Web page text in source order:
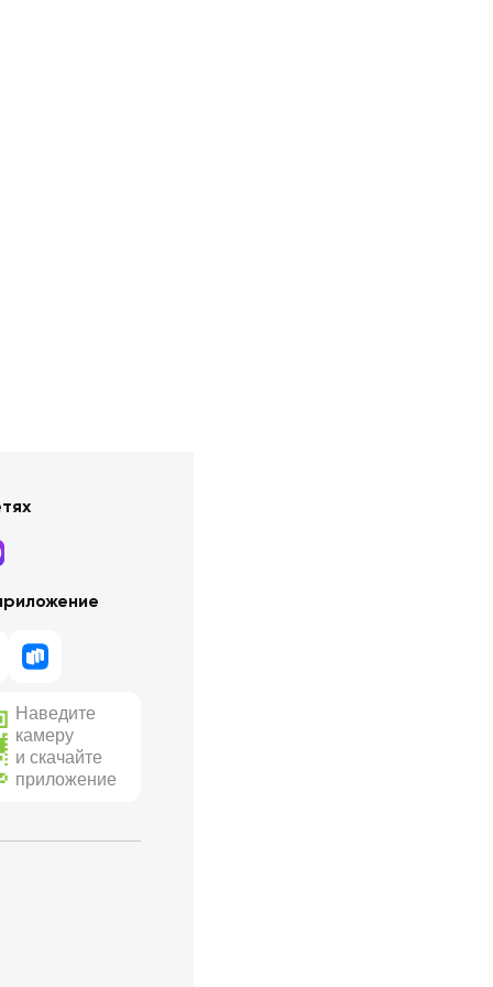
Наведите
камеру
и скачайте
приложение